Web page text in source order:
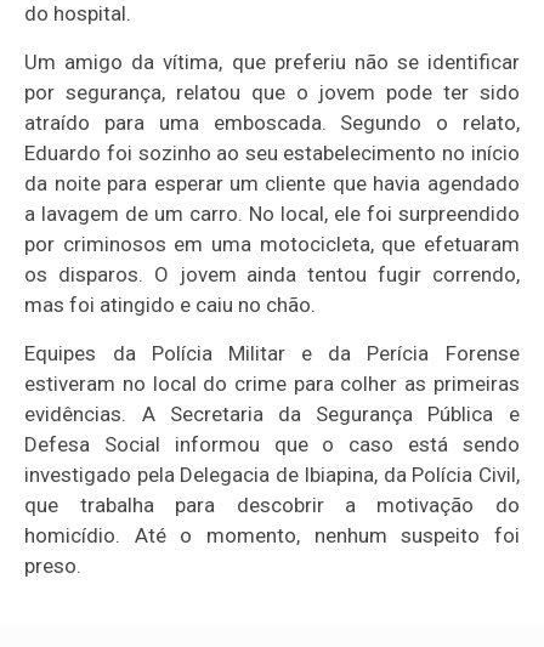
do hospital.
Um amigo da vítima, que preferiu não se identificar
por segurança, relatou que o jovem pode ter sido
atraído para uma emboscada. Segundo o relato,
Eduardo foi sozinho ao seu estabelecimento no início
da noite para esperar um cliente que havia agendado
a lavagem de um carro. No local, ele foi surpreendido
por criminosos em uma motocicleta, que efetuaram
os disparos. O jovem ainda tentou fugir correndo,
mas foi atingido e caiu no chão.
Equipes da Polícia Militar e da Perícia Forense
estiveram no local do crime para colher as primeiras
evidências. A Secretaria da Segurança Pública e
Defesa Social informou que o caso está sendo
investigado pela Delegacia de Ibiapina, da Polícia Civil,
que trabalha para descobrir a motivação do
homicídio. Até o momento, nenhum suspeito foi
preso.